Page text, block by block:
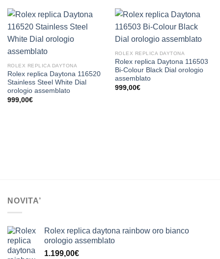
ROLEX REPLICA DAYTONA
Rolex replica Daytona 116520
Stainless Steel White Dial
orologio assemblato
999,00€
ROLEX REPLICA DAYTONA
Rolex replica Daytona 116503
Bi-Colour Black Dial orologio
assemblato
999,00€
NOVITA’
Rolex replica daytona rainbow oro bianco
orologio assemblato
1.199,00€